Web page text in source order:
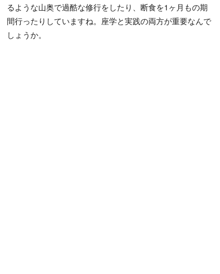
るような山奥で過酷な修行をしたり、断食を1ヶ月もの期
間行ったりしていますね。座学と実践の両方が重要なんで
しょうか。